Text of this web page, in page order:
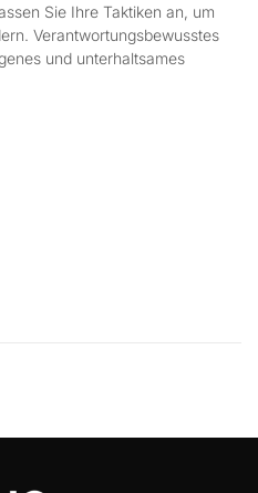
Sie Ihre Taktiken an, um
Verantwortungsbewusstes
und unterhaltsames